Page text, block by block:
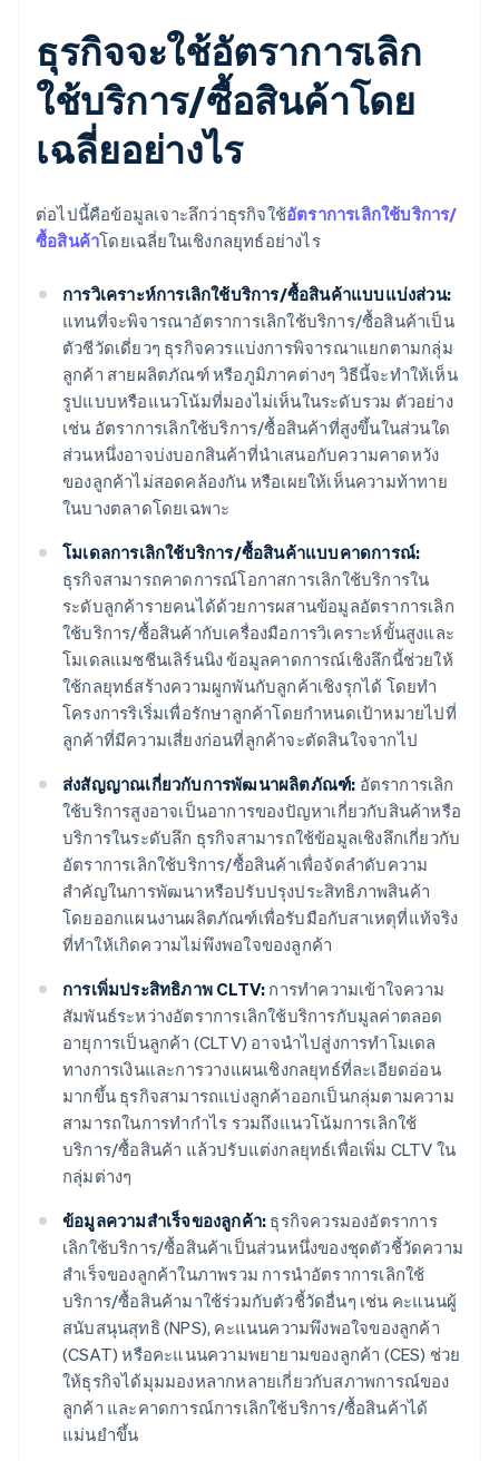
ธุรกิจจะใช้อัตราการเลิก
ใช้บริการ/ซื้อสินค้าโดย
เฉลี่ยอย่างไร
ต่อไปนี้คือข้อมูลเจาะลึกว่าธุรกิจใช้อัตราการเลิกใช้บริการ/
ซื้อสินค้าโดยเฉลี่ยในเชิงกลยุทธ์อย่างไร
การวิเคราะห์การเลิกใช้บริการ/ซื้อสินค้าแบบแบ่งส่วน:
แทนที่จะพิจารณาอัตราการเลิกใช้บริการ/ซื้อสินค้าเป็น
ตัวชีวัดเดี่ยวๆ ธุรกิจควรแบ่งการพิจารณาแยกตามกลุ่ม
ลูกค้า สายผลิตภัณฑ์ หรือภูมิภาคต่างๆ วิธีนี้จะทำให้เห็น
รูปแบบหรือแนวโน้มที่มองไม่เห็นในระดับรวม ตัวอย่าง
เช่น อัตราการเลิกใช้บริการ/ซื้อสินค้าที่สูงขึ้นในส่วนใด
ส่วนหนึ่งอาจบ่งบอกสินค้าที่นำเสนอกับความคาดหวัง
ของลูกค้าไม่สอดคล้องกัน หรือเผยให้เห็นความท้าทาย
ในบางตลาดโดยเฉพาะ
โมเดลการเลิกใช้บริการ/ซื้อสินค้าแบบคาดการณ์:
ธุรกิจสามารถคาดการณ์โอกาสการเลิกใช้บริการใน
ระดับลูกค้ารายคนได้ด้วยการผสานข้อมูลอัตราการเลิก
ใช้บริการ/ซื้อสินค้ากับเครื่องมือการวิเคราะห์ขั้นสูงและ
โมเดลแมชชีนเลิร์นนิง ข้อมูลคาดการณ์เชิงลึกนี้ช่วยให้
ใช้กลยุทธ์สร้างความผูกพันกับลูกค้าเชิงรุกได้ โดยทำ
โครงการริเริ่มเพื่อรักษาลูกค้าโดยกำหนดเป้าหมายไปที่
ลูกค้าที่มีความเสี่ยงก่อนที่ลูกค้าจะตัดสินใจจากไป
ส่งสัญญาณเกี่ยวกับการพัฒนาผลิตภัณฑ์: อัตราการเลิก
ใช้บริการสูงอาจเป็นอาการของปัญหาเกี่ยวกับสินค้าหรือ
บริการในระดับลึก ธุรกิจสามารถใช้ข้อมูลเชิงลึกเกี่ยวกับ
อัตราการเลิกใช้บริการ/ซื้อสินค้าเพื่อจัดลําดับความ
สําคัญในการพัฒนาหรือปรับปรุงประสิทธิภาพสินค้า
โดยออกแผนงานผลิตภัณฑ์เพื่อรับมือกับสาเหตุที่แท้จริง
ที่ทำให้เกิดความไม่พึงพอใจของลูกค้า
การเพิ่มประสิทธิภาพ CLTV: การทําความเข้าใจความ
สัมพันธ์ระหว่างอัตราการเลิกใช้บริการกับมูลค่าตลอด
อายุการเป็นลูกค้า (CLTV) อาจนำไปสู่งการทำโมเดล
ทางการเงินและการวางแผนเชิงกลยุทธ์ที่ละเอียดอ่อน
มากขึ้น ธุรกิจสามารถแบ่งลูกค้าออกเป็นกลุ่มตามความ
สามารถในการทํากําไร รวมถึงแนวโน้มการเลิกใช้
บริการ/ซื้อสินค้า แล้วปรับแต่งกลยุทธ์เพื่อเพิ่ม CLTV ใน
กลุ่มต่างๆ
ข้อมูลความสําเร็จของลูกค้า: ธุรกิจควรมองอัตราการ
เลิกใช้บริการ/ซื้อสินค้าเป็นส่วนหนึ่งของชุดตัวชี้วัดความ
สําเร็จของลูกค้าในภาพรวม การนำอัตราการเลิกใช้
บริการ/ซื้อสินค้ามาใช้ร่วมกับตัวชี้วัดอื่นๆ เช่น คะแนนผู้
สนับสนุนสุทธิ (NPS), คะแนนความพึงพอใจของลูกค้า
(CSAT) หรือคะแนนความพยายามของลูกค้า (CES) ช่วย
ให้ธุรกิจได้มุมมองหลากหลายเกี่ยวกับสภาพการณ์ของ
ลูกค้า และคาดการณ์การเลิกใช้บริการ/ซื้อสินค้าได้
แม่นยำขึ้น